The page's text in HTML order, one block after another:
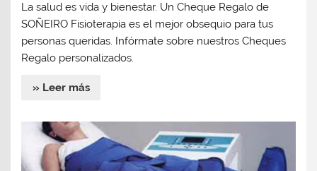
La salud es vida y bienestar. Un Cheque Regalo de
SOÑEIRO Fisioterapia es el mejor obsequio para tus
personas queridas. Infórmate sobre nuestros Cheques
Regalo personalizados.
» Leer más